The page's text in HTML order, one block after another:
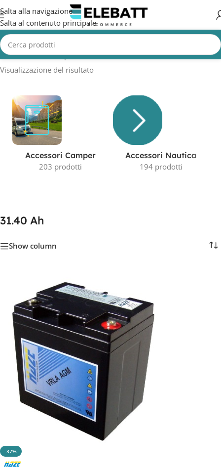
Salta alla navigazione
Salta al contenuto principale
Home/Prodotto Capacità in AH/31.40 Ah
Visualizzazione del risultato
Accessori Camper
203 prodotti
Accessori Nautica
194 prodotti
31.40 Ah
Show column
-37%